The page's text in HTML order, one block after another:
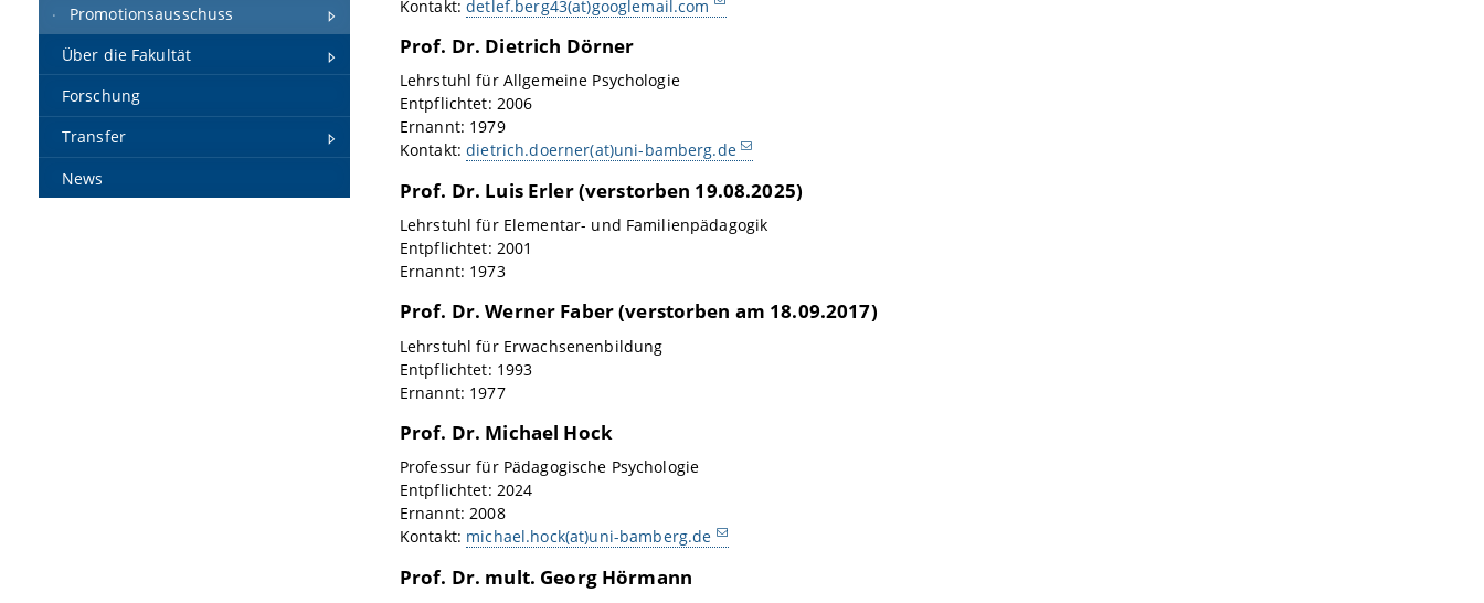
Promotionsausschuss
Über die Fakultät
Forschung
Transfer
News
Kontakt:detlef.berg43(at)googlemail.com
Prof. Dr. Dietrich Dörner
Lehrstuhl für Allgemeine Psychologie
Entpflichtet: 2006
Ernannt: 1979
Kontakt:dietrich.doerner(at)uni-bamberg.de
Prof. Dr. Luis Erler (verstorben 19.08.2025)
Lehrstuhl für Elementar- und Familienpädagogik
Entpflichtet: 2001
Ernannt: 1973
Prof. Dr. Werner Faber (verstorben am 18.09.2017)
Lehrstuhl für Erwachsenenbildung
Entpflichtet: 1993
Ernannt: 1977
Prof. Dr. Michael Hock
Professur für Pädagogische Psychologie
Entpflichtet: 2024
Ernannt: 2008
Kontakt: michael.hock(at)uni-bamberg.de
Prof. Dr. mult. Georg Hörmann